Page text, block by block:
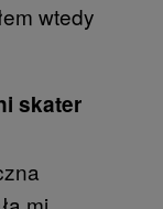
wtedy
skater